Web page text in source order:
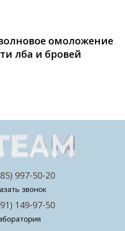
омоложение
лба и бровей
звонок
149-97-50
997-50-20